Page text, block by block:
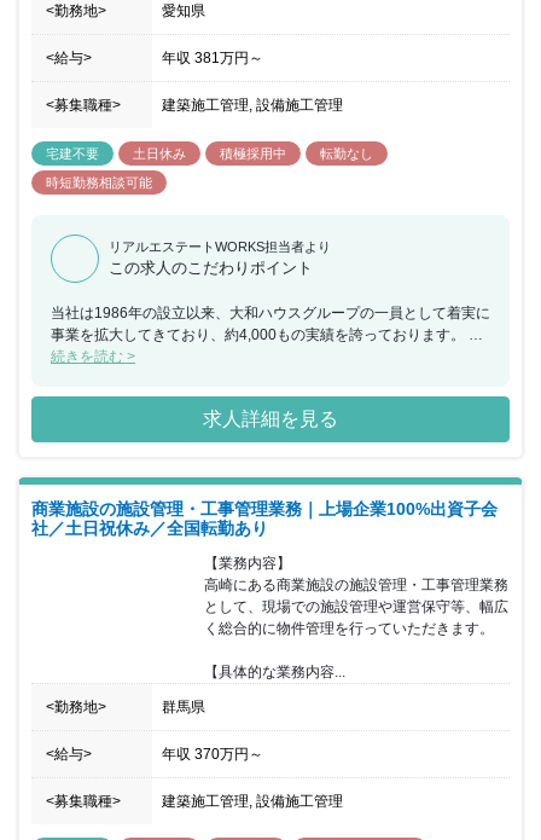
<勤務地> 愛知県
<給与> 年収 381万円 ～
<募集職種> 建築施工管理, 設備施工管理
宅建不要 土日休み 積極採用中
転勤なし
時短勤務相談可能
リアルエステートWORKS担当者より
この求人のこだわりポイント
当社は1986年の設立以来、大和ハウスグループの一員として着実に
事業を拡大してきており、約4,000もの実績を誇っております。 大
和ハウス工業100％出資子会社である同社は、商業施設デベロッパ
な形態の商業施設をプロデュース出来るのも魅力の一つです。ま
た、地域の人にとっての「衣食住」の重要な拠点を施工・管理でき
るため、お客様が足を運んでいただけることはやりがいとなりま
おり、安心した就業環境に身を置くことができ、年間休日も120日
以上で土日祝日休みのため、ワークライフバランスも整っておりま
す。 また、当社は働きやすい以下の環境を実現しております。 ■勤
社員への転換が可能（給与額、対象となる福利厚生制度は異なる）
■朝7時前の出勤、21時以降の残業の原則禁止 ■勤務間インターバル
制度として、勤務終了から9時間は勤務間インターバルを設け、生
活時間や睡眠時間を確保 ■毎週水曜日にノー残業デイを設置 ■発注
続きを読む >
求人詳細を見る
商業施設の施設管理・工事管理業務｜上場企業100%出資子会
社／土日祝休み／全国転勤あり
【業務内容】
高崎にある商業施設の施設管理・工事管理業務
として、現場での施設管理や運営保守等、幅広
く総合的に物件管理を行っていただきます。
【具体的な業務内容...
<勤務地> 群馬県
<給与> 年収 370万円 ～
<募集職種> 建築施工管理, 設備施工管理